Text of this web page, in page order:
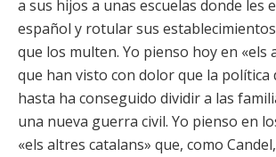
a sus hijos a unas escuelas donde les
español y rotular sus
que los multen. Yo pienso hoy en «els
que han visto con dolor que la política
hasta ha conseguido dividir a las
una nueva guerra civil. Yo pienso en
«els altres catalans» que, como